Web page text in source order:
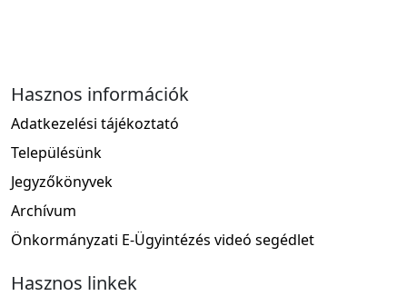
Hasznos információk
Adatkezelési tájékoztató
Településünk
Jegyzőkönyvek
Archívum
Önkormányzati E-Ügyintézés videó segédlet
Hasznos linkek